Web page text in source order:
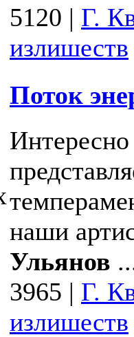
5120 | Г.
излишеств
Поток
Интересно
наши
Ульянов
3965 | Г.
излишеств